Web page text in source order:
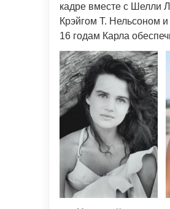
кадре вместе с Шелли
Крэйгом Т. Нельсоном
16 годам Карла